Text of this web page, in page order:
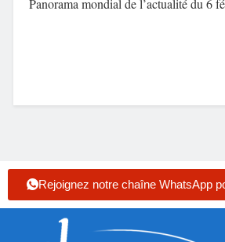
Panorama mondial de l’actualité du
Rejoignez notre chaîne WhatsApp